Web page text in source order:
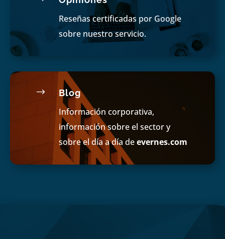
Reseñas certificadas por Google
sobre nuestro servicio.
$ Blog
Información corporativa,
información sobre el sector y
sobre el día a día deevernes.com